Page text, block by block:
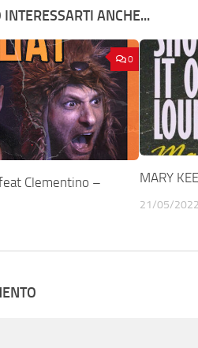
INTERESSARTI ANCHE...
0
feat Clementino –
MARY
21/05/2022